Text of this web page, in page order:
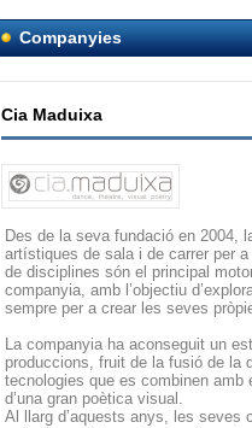
Companyies
Cia Maduixa
Des de la seva fundació en 2004,
artístiques de sala i de carrer per
de disciplines són el principal
companyia, amb l’objectiu
sempre per a crear les seves
La companyia ha aconseguit un
produccions, fruit de la fusió de la
tecnologies que es combinen
d’una gran poètica visual.
Al llarg d’aquests anys, les seves